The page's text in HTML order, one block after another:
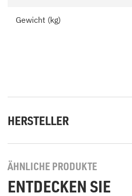
Gewicht (kg)
HERSTELLER
ÄHNLICHE PRODUKTE
ENTDECKEN SIE